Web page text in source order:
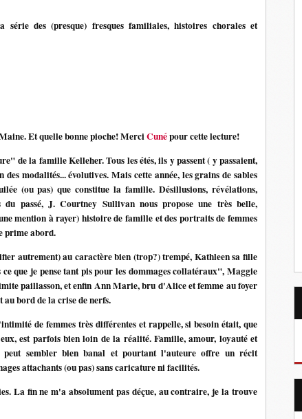
série des (presque) fresques familiales, histoires chorales et
Et quelle bonne pioche! MerciCunépour cette lecture!
de la famille Kelleher. Tous les étés, ils y passent ( y passaient,
modalités... évolutives. Mais cette année, les grains de sables
(ou pas) que constitue la famille. Désillusions, révélations,
du passé, J. Courtney Sullivan nous propose une très belle,
mention à rayer) histoire de famille et des portraits de femmes
prime abord.
autrement) au caractère bien (trop?) trempé, Kathleen sa fille
que je pense tant pis pour les dommages collatéraux", Maggie
paillasson, et enfin Ann Marie, bru d'Alice et femme au foyer
bord de la crise de nerfs.
de femmes très différentes et rappelle, si besoin était, que
est parfois bien loin de la réalité. Famille, amour, loyauté et
sembler bien banal et pourtant l'auteure offre un récit
attachants (ou pas) sans caricature ni facilités.
La fin ne m'a absolument pas déçue, au contraire, je la trouve